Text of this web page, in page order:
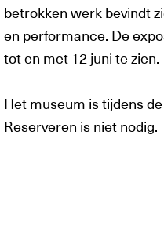
betrokken werk bevindt
en performance. De
tot en met 12 juni te zien.
Het museum is tijdens
Reserveren is niet nodig.